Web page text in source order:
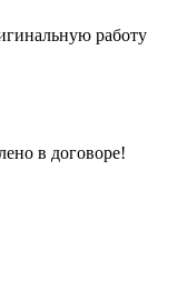
работу
в договоре!